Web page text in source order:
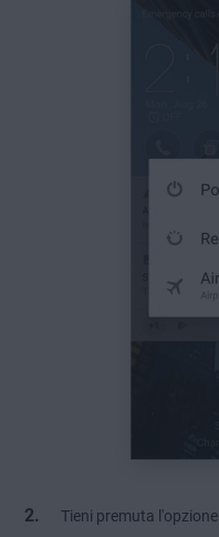
Tieni premuta l'opzione